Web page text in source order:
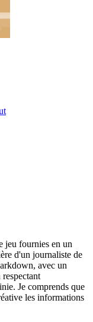
jeu fournies en un
d'un journaliste de
avec un
Je comprends que
les informations